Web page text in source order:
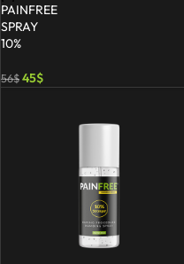
PAINFREE
SPRAY
10%
56$45$